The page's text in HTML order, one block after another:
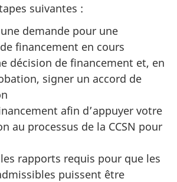
suivantes :
demande pour une
financement en cours
décision de financement et, en
signer un accord de
afin d’appuyer votre
au processus de la CCSN pour
rapports requis pour que les
puissent être